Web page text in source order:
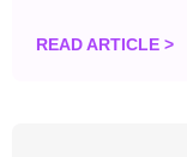
READ ARTICLE >